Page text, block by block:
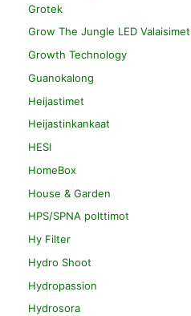
Grotek
Grow The Jungle LED Valaisimet
Growth Technology
Guanokalong
Heijastimet
Heijastinkankaat
HESI
HomeBox
House & Garden
HPS/SPNA polttimot
Hy Filter
Hydro Shoot
Hydropassion
Hydrosora